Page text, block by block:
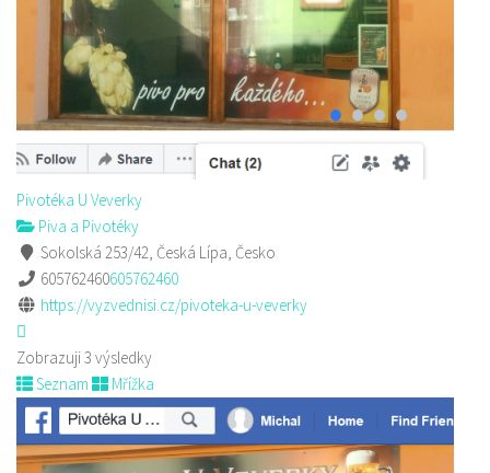
Pivotéka U Veverky
Piva a Pivotéky
Sokolská 253/42, Česká Lípa, Česko
605762460605762460
https://vyzvednisi.cz/pivoteka-u-veverky
Zobrazuji 3 výsledky
Seznam
Mřížka